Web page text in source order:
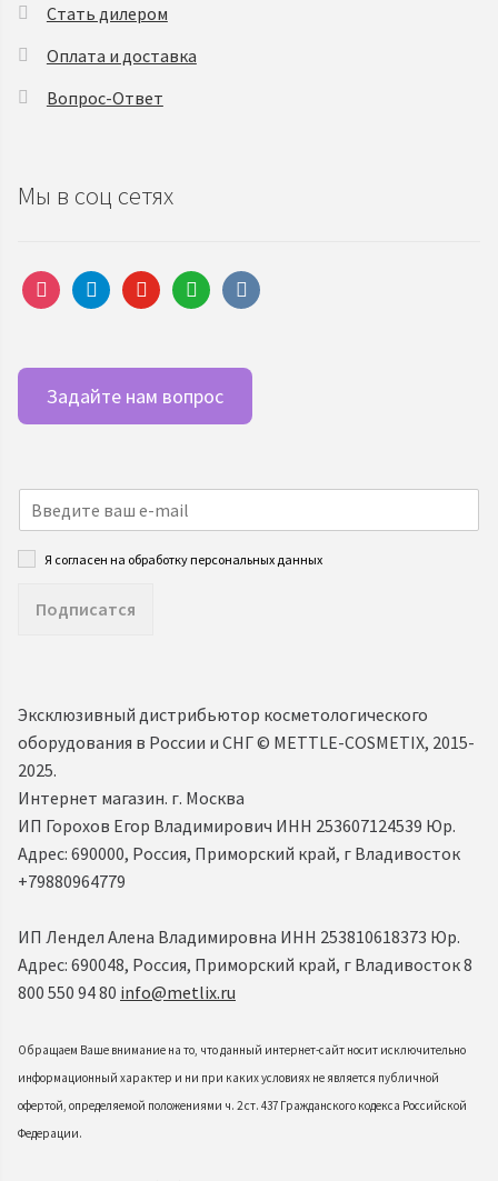
Стать дилером
Оплата и доставка
Вопрос-Ответ
Мы в соц сетях
instagramtelegramyoutubewhatsappvkontakte
Задайте нам вопрос
Я согласен на обработку персональных данных
Подписатся
Эксклюзивный дистрибьютор косметологического
оборудования в России и СНГ ©️ METTLE-COSMETIX, 2015-
2025.
Интернет магазин. г. Москва
ИП Горохов Егор Владимирович ИНН 253607124539 Юр.
Адрес: 690000, Россия, Приморский край, г Владивосток
+79880964779
ИП Лендел Алена Владимировна ИНН 253810618373 Юр.
Адрес: 690048, Россия, Приморский край, г Владивосток 8
800 550 94 80 info@metlix.ru
Обращаем Ваше внимание на то, что данный интернет-сайт носит исключительно
информационный характер и ни при каких условиях не является публичной
офертой, определяемой положениями ч. 2 ст. 437 Гражданского кодекса Российской
Федерации.